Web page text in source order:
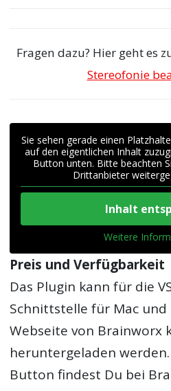
Fragen dazu? Hier geht es
Stereofonie
Sie sehen gerade einen
auf den eigentlichen Inhalt
Button unten. Bitte beachten
Drittanbieter
Inhalt
Weitere
Preis und Verfügbarkeit
Das Plugin kann für die
Schnittstelle für Mac und
Webseite von Brainworx
heruntergeladen
Button findest Du bei